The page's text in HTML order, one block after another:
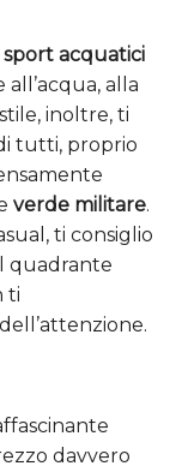
sport acquatici
alla
inoltre, ti
tutti, proprio
verde militare.
ti consiglio
quadrante
ti
davvero